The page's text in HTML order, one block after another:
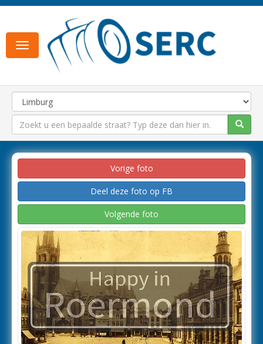
Toggle
navigation
Vorige foto
Deel deze foto op FB
Volgende foto